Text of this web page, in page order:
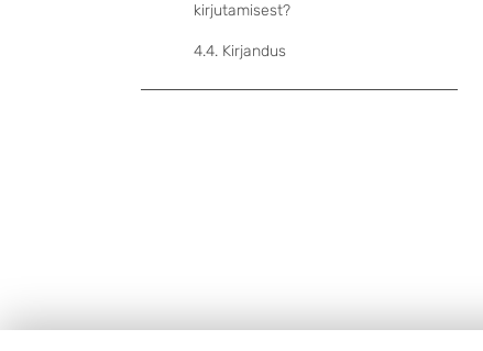
kirjutamisest?
4.4. Kirjandus